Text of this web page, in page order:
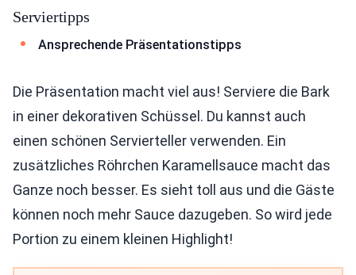
Serviertipps
Ansprechende Präsentationstipps
Die Präsentation macht viel aus! Serviere die Bark
in einer dekorativen Schüssel. Du kannst auch
einen schönen Servierteller verwenden. Ein
zusätzliches Röhrchen Karamellsauce macht das
Ganze noch besser. Es sieht toll aus und die Gäste
können noch mehr Sauce dazugeben. So wird jede
Portion zu einem kleinen Highlight!